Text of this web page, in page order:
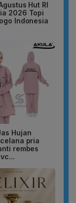
Hut RI
2026 Topi
Indonesia
Hujan
pria
rembes